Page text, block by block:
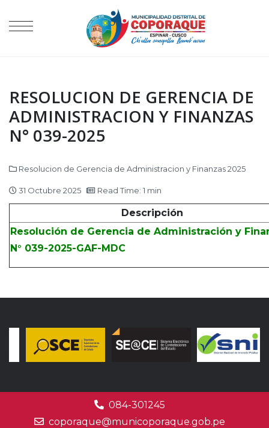
RESOLUCION DE GERENCIA DE
ADMINISTRACION Y FINANZAS
N° 039-2025
Resolucion de Gerencia de Administracion y Finanzas 2025
31 Octubre 2025 Read Time: 1 min
Descripción
Resolución de Gerencia de Administración y
N° 039-2025-GAF-MDC
084-301245
coporaque@municoporaque.gob.pe